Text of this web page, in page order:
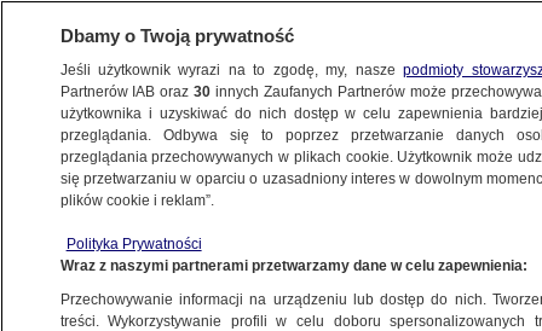
ŚWIAT
z papieżem o Jerozolimie
19.12.2017, 17:05
Dbamy o Twoją prywatność
Jeśli użytkownik wyrazi na to zgodę, my, naszepodmioty
Partnerów IAB oraz30 innych Zaufanych Partnerów może
użytkownika i uzyskiwać do nich dostęp w celu zapewnienia
przeglądania. Odbywa się to poprzez przetwarzanie danych
przeglądania przechowywanych w plikach cookie. Użytkownik może
się przetwarzaniu w oparciu o uzasadniony interes w dowolnym
plików cookie i reklam”.
Polityka Prywatności
Wraz z naszymi partnerami przetwarzamy dane w celu zapewnienia:
Przechowywanie informacji na urządzeniu lub dostęp do nich.
treści. Wykorzystywanie profili w celu doboru spersonalizowanych